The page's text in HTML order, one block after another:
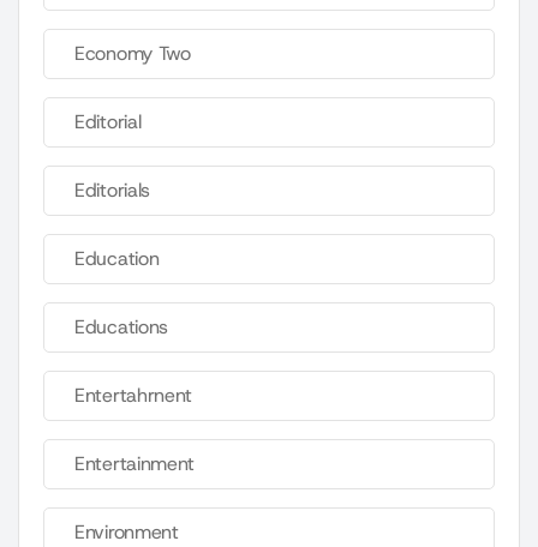
Economy Two
Editorial
Editorials
Education
Educations
Entertahrnent
Entertainment
Environment